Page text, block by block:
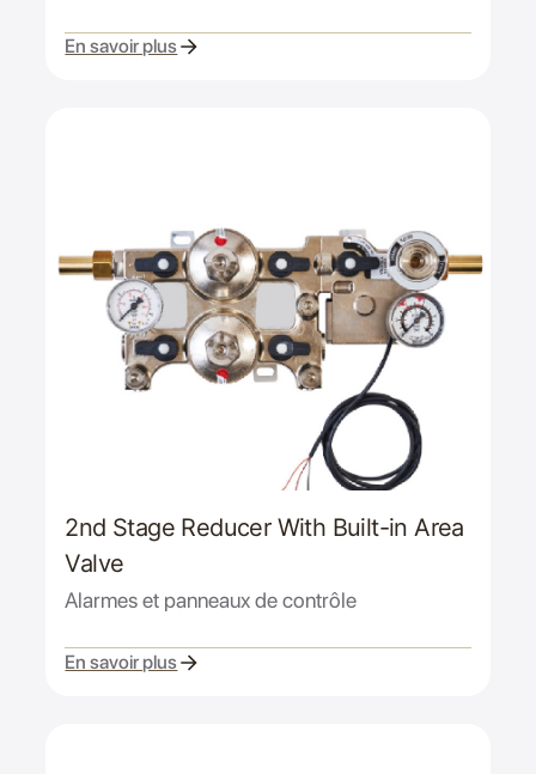
En savoir plus
2nd Stage Reducer With Built-in Area
Valve
Alarmes et panneaux de contrôle
En savoir plus